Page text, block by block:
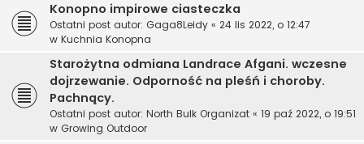
Konopno impirowe ciasteczka
Ostatni post autor: Gaga8Leidy « 24 lis 2022, o 12:47
w Kuchnia Konopna
Starożytna odmiana Landrace Afgani. wczesne
dojrzewanie. Odporność na pleśń i choroby.
Pachnący.
Ostatni post autor: North Bulk Organizat « 19 paź 2022, o 19:51
w Growing Outdoor